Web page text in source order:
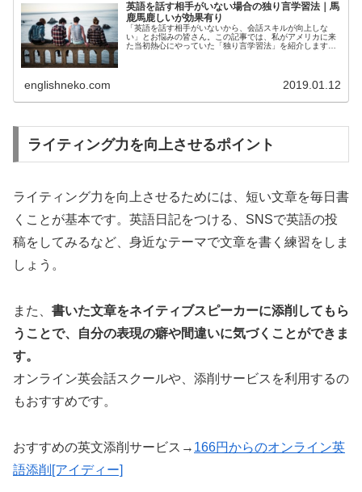
英語を話す相手がいない場合の独り言学習法｜馬
鹿馬鹿しいが効果有り
「英語を話す相手がいないから、会話スキルが向上しな
い」とお悩みの皆さん。この記事では、私がアメリカに来
た当初熱心にやっていた「独り言学習法」を紹介します。
englishneko.com 2019.01.12
ライティング力を向上させるポイント
ライティング力を向上させるためには、短い文章を毎日書
くことが基本です。英語日記をつける、SNSで英語の投
稿をしてみるなど、身近なテーマで文章を書く練習をしま
しょう。
また、 書いた文章をネイティブスピーカーに添削してもら
うことで、自分の表現の癖や間違いに気づくことができま
す。
オンライン英会話スクールや、添削サービスを利用するの
もおすすめです。
おすすめの英文添削サービス→ 166円からのオンライン英
語添削[アイディー]